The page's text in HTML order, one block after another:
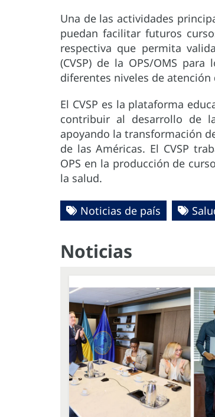
Una de las actividades
puedan facilitar futuros
respectiva que permita
(CVSP) de la OPS/OMS
diferentes niveles de
El CVSP es la plataforma
contribuir al desarrollo de
apoyando la transformación
de las Américas. El CVSP
OPS en la producción de
la salud.
Noticias de país
Noticias